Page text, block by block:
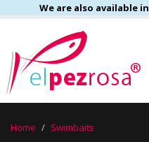
We are also available
Home Swimbaits